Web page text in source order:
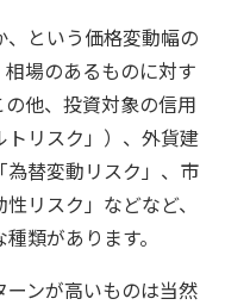
、という価格変動幅の
場のあるものに対す
他、投資対象の信用
リスク」）、外貨建
替変動リスク」、市
リスク」などなど、
類があります。
ーンが高いものは当然